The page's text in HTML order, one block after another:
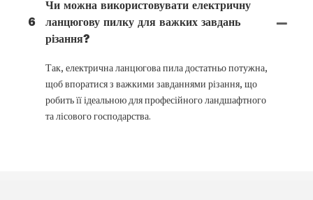
6
Чи можна використовувати електричну
ланцюгову пилку для важких завдань
різання?
Так, електрична ланцюгова пила достатньо потужна,
щоб впоратися з важкими завданнями різання, що
робить її ідеальною для професійного ландшафтного
та лісового господарства.